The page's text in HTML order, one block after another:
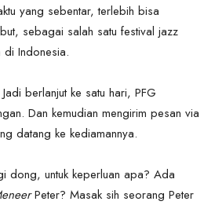
yang sebentar, terlebih bisa
sebagai salah satu festival jazz
di Indonesia.
berlanjut ke satu hari, PFG
Dan kemudian mengirim pesan via
datang ke kediamannya.
dong, untuk keperluan apa? Ada
Peter? Masak sih seorang Peter